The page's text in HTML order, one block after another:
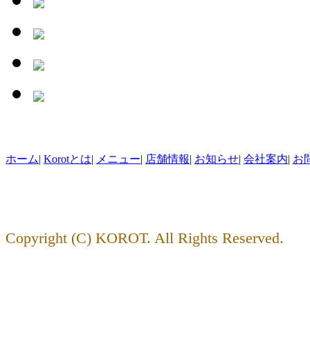
ホーム| Korotとは| メニュー| 店舗情報| お知らせ| 会社案内| お
Copyright (C) KOROT. All Rights Reserved.